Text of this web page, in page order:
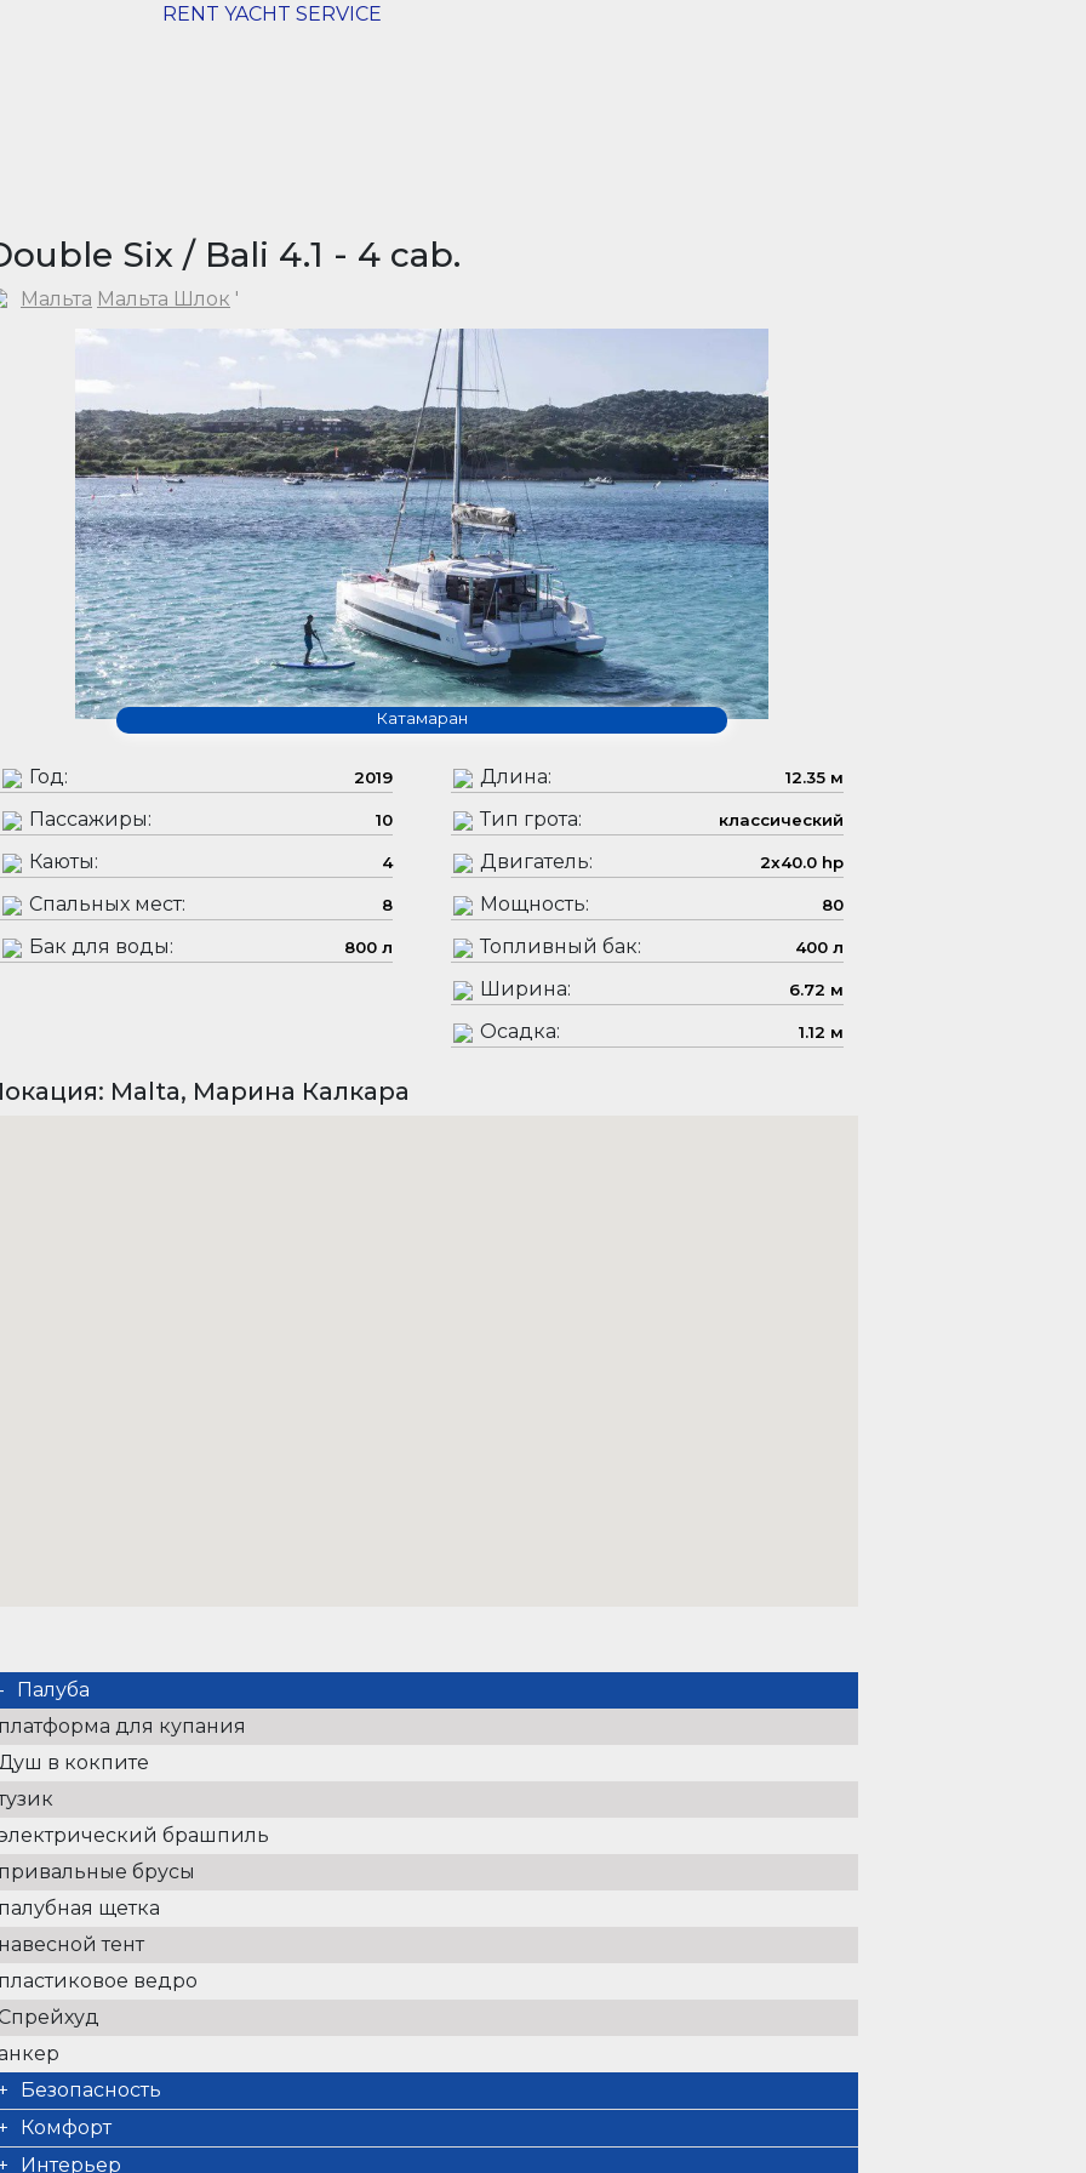
RENT YACHT SERVICE
Six / Bali 4.1 - 4 cab.
Мальта Мальта Шлок '
Катамаран
Год: 2019
Пассажиры: 10
Каюты: 4
Спальных мест: 8
Бак для воды: 800 л
Длина: 12.35 м
Тип грота: классический
Двигатель: 2x40.0 hp
Мощность: 80
Топливный бак: 400 л
Ширина: 6.72 м
Осадка: 1.12 м
Malta, Марина Калкара
Палуба
для купания
в кокпите
брашпиль
брусы
щетка
тент
ведро
Безопасность
для сточных вод
радио
Комфорт
кокпита
Интерьер